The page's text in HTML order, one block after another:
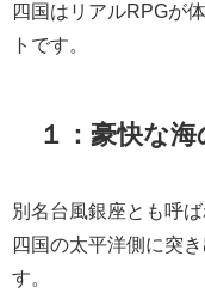
四国はリアルRPGが
トです。
１：豪快な
別名台風銀座とも呼
四国の太平洋側に突
す。